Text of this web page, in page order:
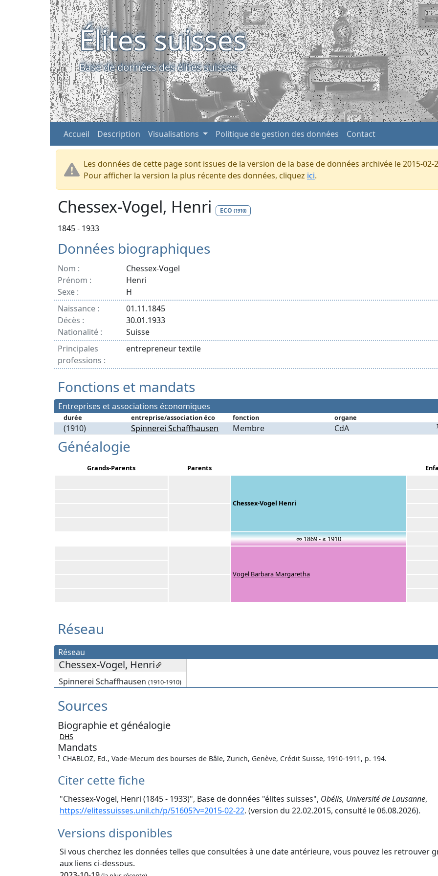
Élites suisses
Base de données des élites suisses
Accueil Description Visualisations Politique de gestion des données Contact
Les données de cette page sont issues de la version de la base de données archivée le 2015-02-
Pour afficher la version la plus récente des données, cliquez ici.
Chessex-Vogel, Henri ECO (1910)
1845 - 1933
Données biographiques
Nom :
Chessex-Vogel
Prénom :
Henri
Sexe :
H
Naissance :
01.11.1845
Décès :
30.01.1933
Nationalité :
Suisse
Principales
professions :
entrepreneur textile
Fonctions et mandats
Entreprises et associations économiques
durée entreprise/association éco fonction organe
(1910) Spinnerei Schaffhausen Membre CdA
Généalogie
Grands-Parents Parents
Chessex-Vogel Henri
∞ 1869 - ≥ 1910
Vogel Barbara Margaretha
Réseau
Réseau
Chessex-Vogel, Henri
Spinnerei Schaffhausen (1910-1910)
Sources
Biographie et généalogie
DHS
Mandats
1 CHABLOZ, Ed., Vade-Mecum des bourses de Bâle, Zurich, Genève, Crédit Suisse, 1910-1911, p. 194.
Citer cette fiche
"Chessex-Vogel, Henri (1845 - 1933)", Base de données "élites suisses", Obélis, Université de Lausanne,
https://elitessuisses.unil.ch/p/51605?v=2015-02-22. (version du 22.02.2015, consulté le 06.08.2026).
Versions disponibles
Si vous cherchez les données telles que consultées à une date antérieure, vous pouvez les retrouver
aux liens ci-dessous.